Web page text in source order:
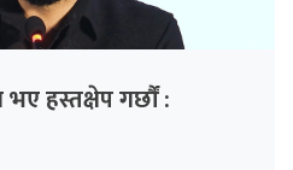
हस्तक्षेप गर्छौं :